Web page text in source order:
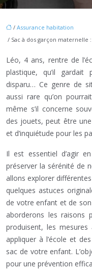
/ Assurance habitation
/ Sac à dos garçon maternelle
Léo, 4 ans, rentre de
plastique, qu’il gardait
disparu… Ce genre de
aussi rare qu’on
même s’il concerne
des jouets, peut être
et d’inquiétude pour les
Il est essentiel d’agir
préserver la sérénité de
allons explorer
quelques astuces
de votre enfant et de
aborderons les raisons
produisent, les
appliquer à l’école et
sac de votre enfant.
pour une prévention